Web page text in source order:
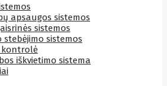
apsaugos sistemos
sistemos
stebėjimo sistemos
kontrolė
iškvietimo sistema